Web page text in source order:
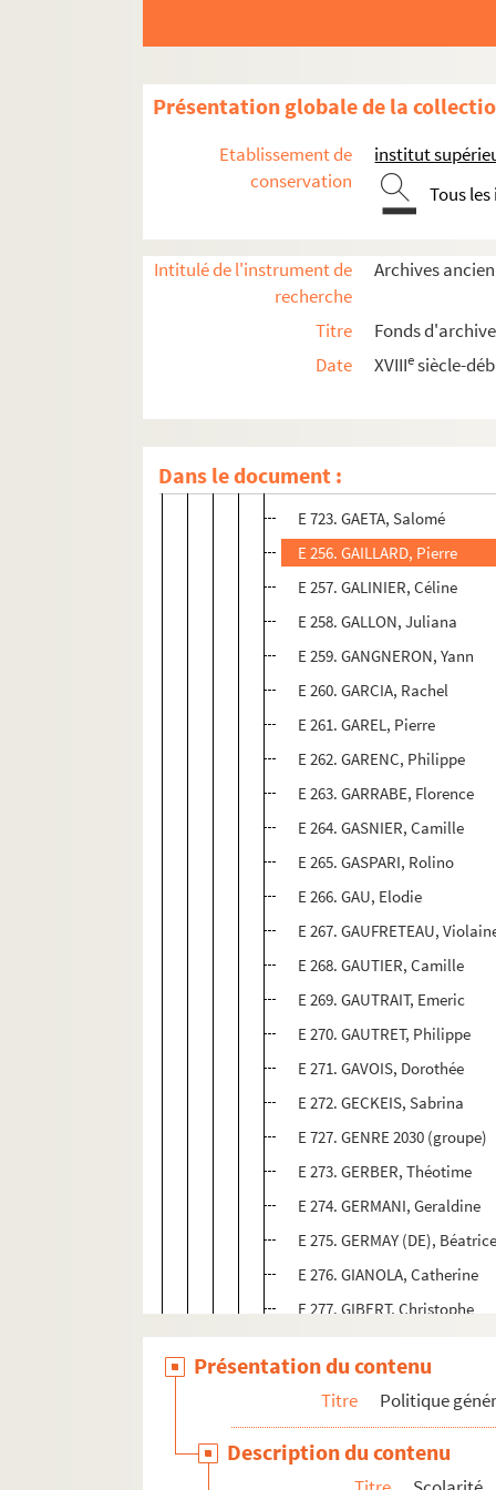
Présentation globale de la
Etablissement de
conservation
institut
Tous
Intitulé de l'instrument de
recherche
Archives
Titre
Fonds
Date
XVIIIesiècle-
Dans le document :
E 248. FORESTIER, Stephan
E 626. FOURCADE, Michel
E 644. FOURNIOUX, Bertrand
E 251. FRANCESCHIN, Emilie
E 699. GABRIAC, Barbara
E 723. GAETA, Salomé
E 256. GAILLARD, Pierre
E 257. GALINIER, Céline
E 258. GALLON, Juliana
E 259. GANGNERON, Yann
E 260. GARCIA, Rachel
E 261. GAREL, Pierre
E 262. GARENC, Philippe
E 263. GARRABE, Florence
E 264. GASNIER, Camille
E 265. GASPARI, Rolino
E 266. GAU, Elodie
E 267. GAUFRETEAU,
E 268. GAUTIER, Camille
E 269. GAUTRAIT, Emeric
E 270. GAUTRET, Philippe
E 271. GAVOIS, Dorothée
E 272. GECKEIS, Sabrina
E 727. GENRE 2030 (groupe)
E 273. GERBER, Théotime
E 274. GERMANI, Geraldine
E 275. GERMAY (DE),
E 276. GIANOLA, Catherine
E 277. GIBERT, Christophe
E 279. GILLY, Fabienne
E 280. GIRARD, Joëlle
E 281. GIRAUDET, Véronique
E 709. GOGUE, Patrice
Présentation du contenu
Titre Politique
Description du contenu